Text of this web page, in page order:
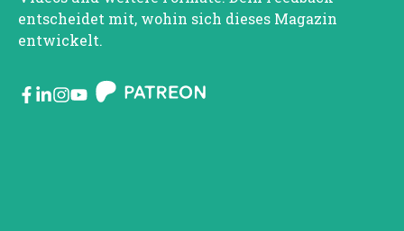
entscheidet mit, wohin sich dieses Magazin
entwickelt.